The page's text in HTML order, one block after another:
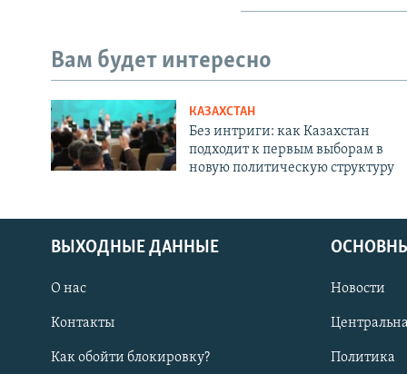
Вам будет интересно
КАЗАХСТАН
Без интриги: как Казахстан
подходит к первым выборам в
новую политическую структуру
ВЫХОДНЫЕ ДАННЫЕ
О нас
Контакты
Как обойти блокировку?
Новости
Политика